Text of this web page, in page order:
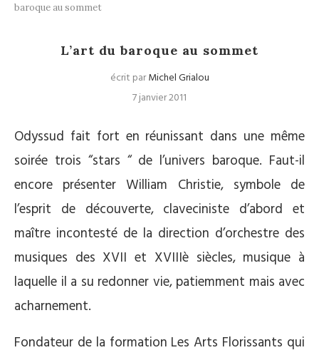
baroque au sommet
L’art du baroque au sommet
écrit parMichel Grialou
7 janvier 2011
Odyssud fait fort en réunissant dans une même
soirée trois “stars “ de l’univers baroque. Faut-il
encore présenter William Christie, symbole de
l’esprit de découverte, claveciniste d’abord et
maître incontesté de la direction d’orchestre des
musiques des XVII et XVIIIè siècles, musique à
laquelle il a su redonner vie, patiemment mais avec
acharnement.
Fondateur de la formation Les Arts Florissants qui